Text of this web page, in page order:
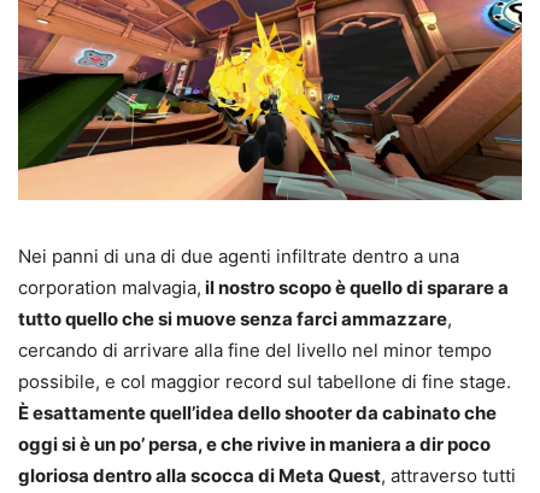
Nei panni di una di due agenti infiltrate dentro a una
corporation malvagia, il nostro scopo è quello di sparare a
tutto quello che si muove senza farci ammazzare,
cercando di arrivare alla fine del livello nel minor tempo
possibile, e col maggior record sul tabellone di fine stage.
È esattamente quell’idea dello shooter da cabinato che
oggi si è un po’ persa, e che rivive in maniera a dir poco
gloriosa dentro alla scocca di Meta Quest, attraverso tutti